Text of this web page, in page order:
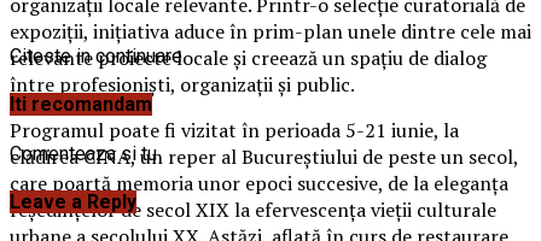
expoziții, inițiativa aduce în prim-plan unele dintre cele mai
relevante proiecte locale și creează un spațiu de dialog
între profesioniști, organizații și public.
Programul poate fi vizitat în perioada 5-21 iunie, la
clădirea CINA, un reper al Bucureștiului de peste un secol,
care poartă memoria unor epoci succesive, de la eleganța
reședințelor de secol XIX la efervescența vieții culturale
Citeste in continuare
Iti recomandam
Comenteaza si tu
Leave a Reply